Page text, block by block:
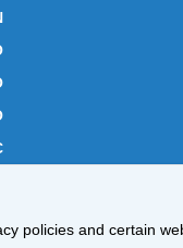
policies and certain